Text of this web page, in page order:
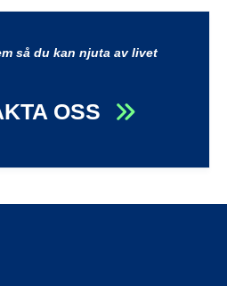
så du kan njuta av livet
OSS